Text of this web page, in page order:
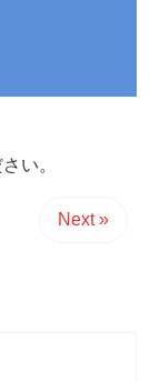
い。
Next »